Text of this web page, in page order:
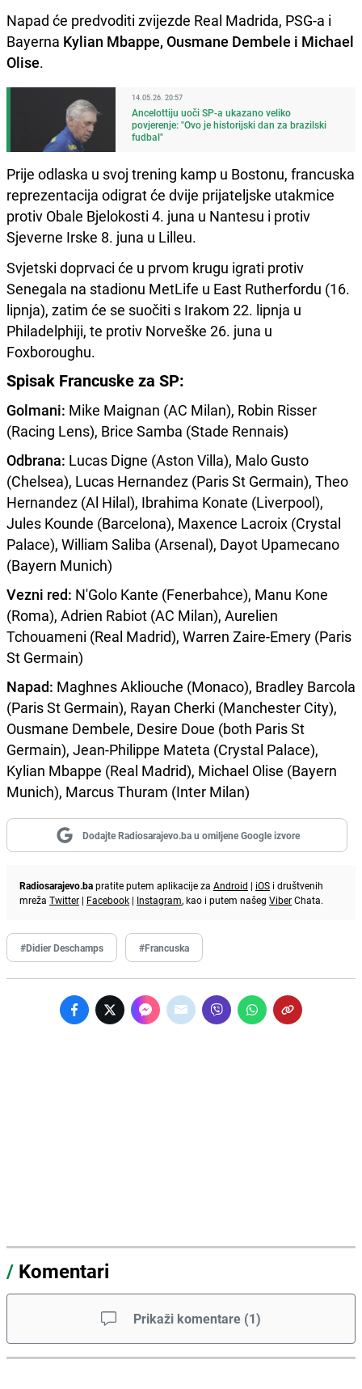
Napad će predvoditi zvijezde Real Madrida, PSG-a i
Bayerna Kylian Mbappe, Ousmane Dembele i Michael
Olise.
14.05.26. 20:57
Ancelottiju uoči SP-a ukazano veliko
povjerenje: "Ovo je historijski dan za brazilski
fudbal"
Prije odlaska u svoj trening kamp u Bostonu, francuska
reprezentacija odigrat će dvije prijateljske utakmice
protiv Obale Bjelokosti 4. juna u Nantesu i protiv
Sjeverne Irske 8. juna u Lilleu.
Svjetski doprvaci će u prvom krugu igrati protiv
Senegala na stadionu MetLife u East Rutherfordu (16.
lipnja), zatim će se suočiti s Irakom 22. lipnja u
Philadelphiji, te protiv Norveške 26. juna u
Foxboroughu.
Spisak Francuske za SP:
Golmani: Mike Maignan (AC Milan), Robin Risser
(Racing Lens), Brice Samba (Stade Rennais)
Odbrana: Lucas Digne (Aston Villa), Malo Gusto
(Chelsea), Lucas Hernandez (Paris St Germain), Theo
Hernandez (Al Hilal), Ibrahima Konate (Liverpool),
Jules Kounde (Barcelona), Maxence Lacroix (Crystal
Palace), William Saliba (Arsenal), Dayot Upamecano
(Bayern Munich)
Vezni red: N'Golo Kante (Fenerbahce), Manu Kone
(Roma), Adrien Rabiot (AC Milan), Aurelien
Tchouameni (Real Madrid), Warren Zaire-Emery (Paris
St Germain)
Napad: Maghnes Akliouche (Monaco), Bradley Barcola
(Paris St Germain), Rayan Cherki (Manchester City),
Ousmane Dembele, Desire Doue (both Paris St
Germain), Jean-Philippe Mateta (Crystal Palace),
Kylian Mbappe (Real Madrid), Michael Olise (Bayern
Munich), Marcus Thuram (Inter Milan)
Dodajte Radiosarajevo.ba u omiljene Google izvore
Radiosarajevo.bapratite putem aplikacije za Android | iOS i društvenih
mreža Twitter | Facebook | Instagram, kao i putem našeg ViberChata.
#Didier Deschamps #Francuska
/ Komentari
Prikaži komentare (1)